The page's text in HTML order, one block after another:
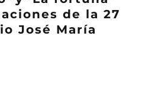
de la 27
José María